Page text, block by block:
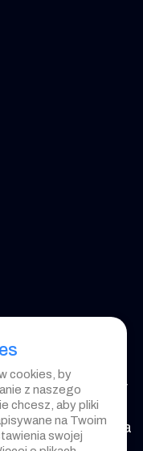
Internet
światłowodowy
|Telewizja
|Telewizja Borzęta
cookies, by
z naszego
chcesz, aby pliki
na Twoim
swojej